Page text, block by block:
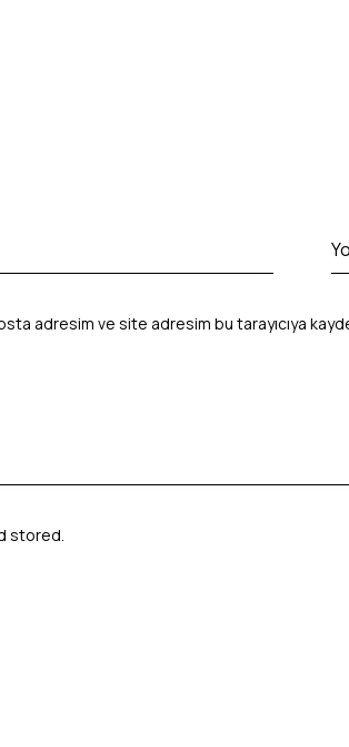
adresim ve site adresim bu tarayıcıya
stored